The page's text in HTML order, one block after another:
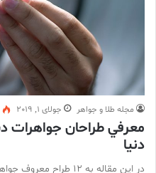
مجله طلا و جواهر جولای 1, 2019
معرفي طراحان جواهرات
دنيا
در این مقاله به ۱۲